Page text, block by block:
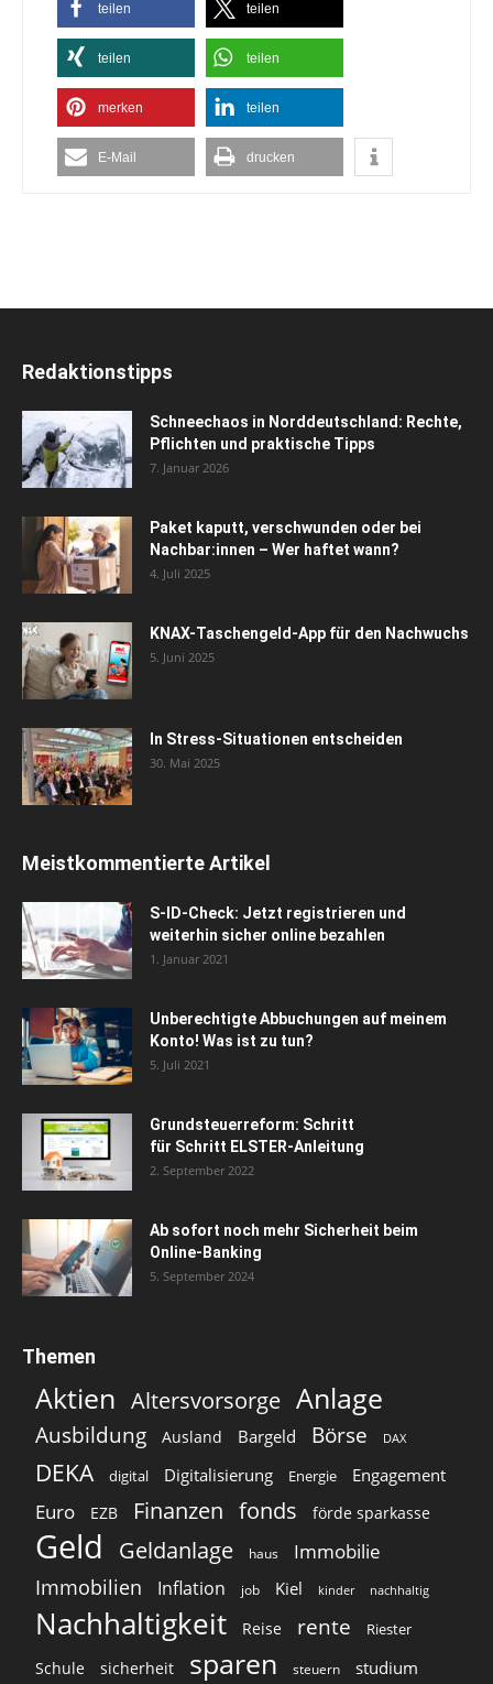
teilen teilen
teilen teilen
merken teilen
E-Mail drucken
Redaktionstipps
Schneechaos in Norddeutschland: Rechte,
Pflichten und praktische Tipps
7. Januar 2026
Paket kaputt, verschwunden oder bei
Nachbar:innen – Wer haftet wann?
4. Juli 2025
KNAX-Taschengeld-App für den Nachwuchs
5. Juni 2025
In Stress-Situationen entscheiden
30. Mai 2025
Meistkommentierte Artikel
S-ID-Check: Jetzt registrieren und
weiterhin sicher online bezahlen
1. Januar 2021
Unberechtigte Abbuchungen auf meinem
Konto! Was ist zu tun?
5. Juli 2021
Grundsteuerreform: Schritt
für Schritt ELSTER-Anleitung
2. September 2022
Ab sofort noch mehr Sicherheit beim
Online-Banking
5. September 2024
Themen
Aktien Altersvorsorge Anlage
Ausbildung Ausland Bargeld Börse DAX
DEKA digital Digitalisierung Energie Engagement
Euro EZB Finanzen fonds förde sparkasse
Geld Geldanlage haus Immobilie
Immobilien Inflation job Kiel kinder nachhaltig
Nachhaltigkeit Reise rente Riester
Schule sicherheit sparen steuern studium